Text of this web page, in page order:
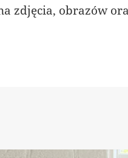
zdjęcia, obrazów